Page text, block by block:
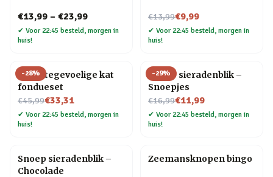
€13,99 – €23,99
✔ Voor 22:45 besteld, morgen in
huis!
€13,99
Nu voor€9,99
✔ Voor 22:45 besteld, morgen in
huis!
-28%
Warmtegevoelige kat
fondueset
€45,99
Nu voor€33,31
✔ Voor 22:45 besteld, morgen in
huis!
-29%
Snoep sieradenblik –
Snoepjes
€16,99
Nu voor€11,99
✔ Voor 22:45 besteld, morgen in
huis!
Snoep sieradenblik –
Chocolade
Zeemansknopen bingo